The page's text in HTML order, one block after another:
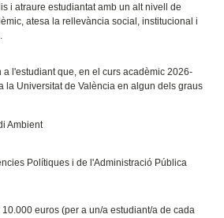
i atraure estudiantat amb un alt nivell de
atesa la rellevància social, institucional i
l'estudiant que, en el curs acadèmic 2026-
la Universitat de València en algun dels graus
Ambient
Polítiques i de l'Administració Pública
euros (per a un/a estudiant/a de cada